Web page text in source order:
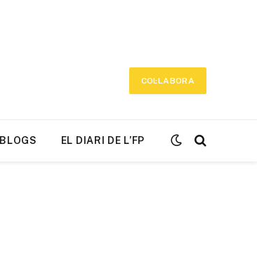
COL·LABORA
BLOGS EL DIARI DE L’FP